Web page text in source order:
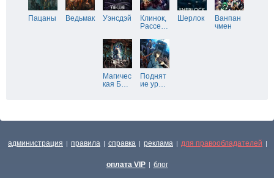
Пацаны Ведьмак Уэнсдэй
Клинок,
Рассе…
Шерлок
Ванпан
чмен
Магичес
кая Б…
Поднят
ие ур…
администрация | правила | справка | реклама | для правообладателей |
оплата VIP | блог